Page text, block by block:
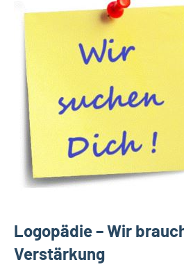
Logopädie – Wir
Verstärkung